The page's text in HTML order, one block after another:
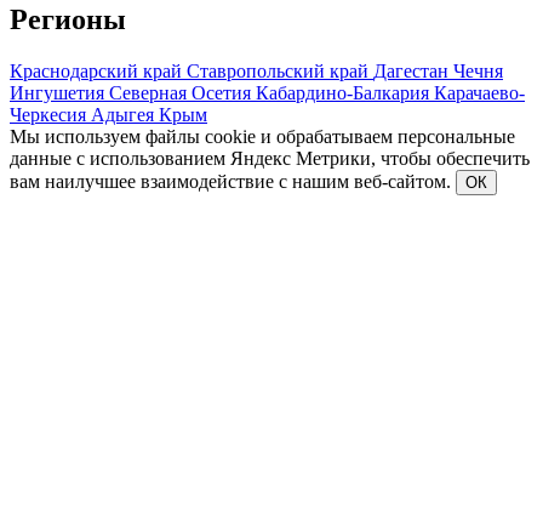
Регионы
Краснодарский край Ставропольский край Дагестан Чечня
Ингушетия Северная Осетия Кабардино-Балкария Карачаево-
Черкесия Адыгея Крым
Мы используем файлы cookie и обрабатываем персональные
данные с использованием Яндекс Метрики, чтобы обеспечить
вам наилучшее взаимодействие с нашим веб-сайтом.
ОК